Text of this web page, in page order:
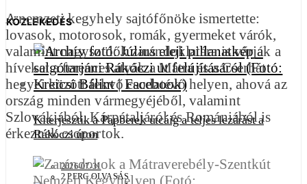
KÖZLEKEDÉS
Kiterjesztik a Papberek utcáig a teljes lezárást a
Rákóczi úton
2026-07-31
2 PERC OLVASÁS
A nemzeti kegyhely sajtófőnöke ismertette:
lovasok, motorosok, romák, gyermeket várók,
valamint nagyszülők zarándoklatára is várják a
híveket a ferences atyák a Mátra és a Cserhát
hegyei között fekvő csodatévő helyen, ahová az
ország minden vármegyéjéből, valamint
Szlovákiából, Kárpátaljáról és Romániából is
érkeznek csoportok.